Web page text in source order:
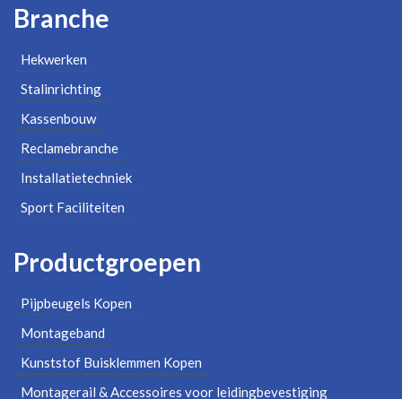
Branche
Hekwerken
Stalinrichting
Kassenbouw
Reclamebranche
Installatietechniek
Sport Faciliteiten
Productgroepen
Pijpbeugels Kopen
Montageband
Kunststof Buisklemmen Kopen
Montagerail & Accessoires voor leidingbevestiging